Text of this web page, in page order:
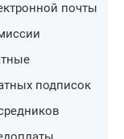
почты
подписок